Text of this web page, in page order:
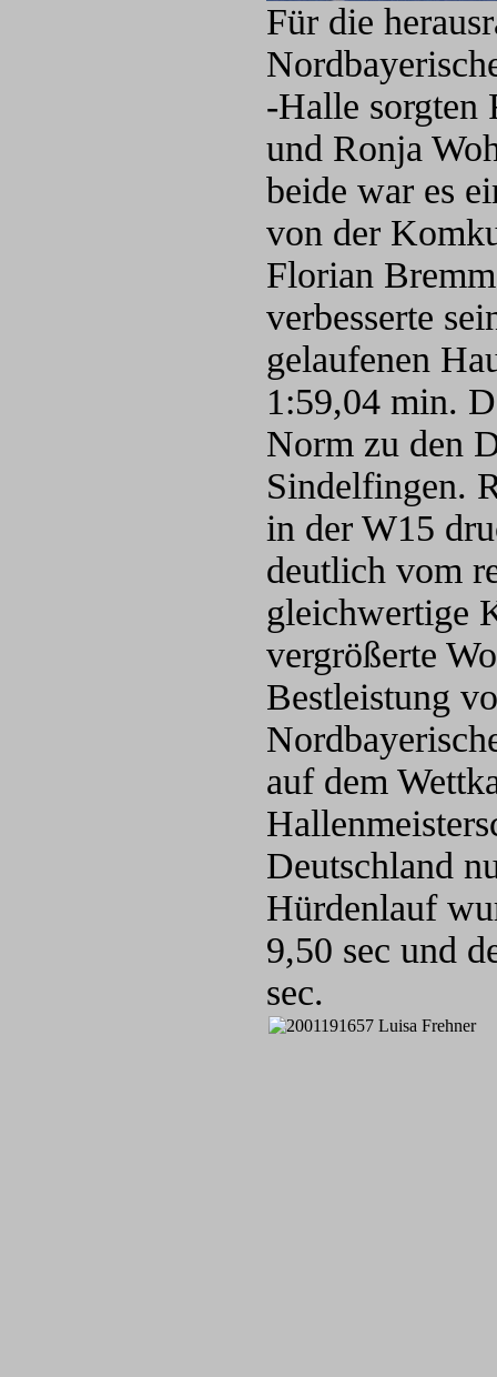
Für die
-Halle sorgten
und Ronja
beide war es
von der
Florian
verbesserte
gelaufenen
1:59,04 min.
Norm zu den
Sindelfingen.
in der W15
deutlich vom
gleichwertige
vergrößerte
Bestleistung
auf dem
Deutschland
Hürdenlauf
9,50 sec und
sec.